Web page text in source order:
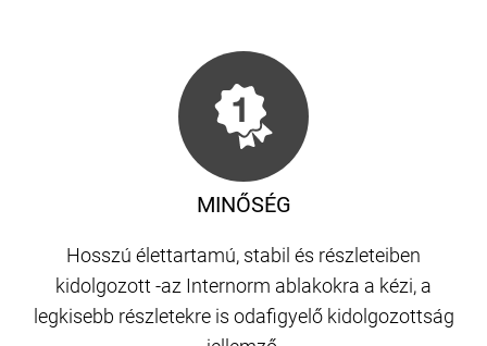
MINŐSÉG
Hosszú élettartamú, stabil és részleteiben
kidolgozott -az Internorm ablakokra a kézi, a
legkisebb részletekre is odafigyelő kidolgozottság